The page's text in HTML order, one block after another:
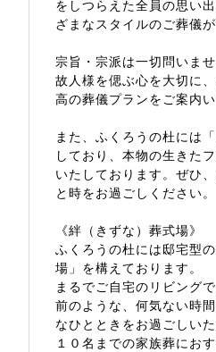
をしつらえた全員の思い
ざまなスタイルのご葬儀が
宗旨・宗派は一切問いませ
故人様を偲ぶ心を大切に
高の葬儀プランをご案内い
また、ふくろうの杜には
しており、本物の生きた
いたしております。ぜひ
と時をお過ごしください。
《絆（きずな）葬式場》
ふくろうの杜には邸宅型
場」を構えております。
まるでご自宅のリビング
前のような、何気ない時
なひとときをお過ごしい
１０名までの家族葬におす